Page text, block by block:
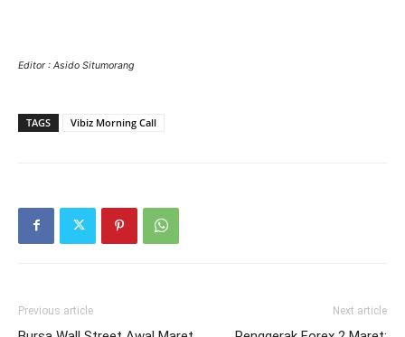
Editor : Asido Situmorang
TAGS Vibiz Morning Call
Previous article Next article